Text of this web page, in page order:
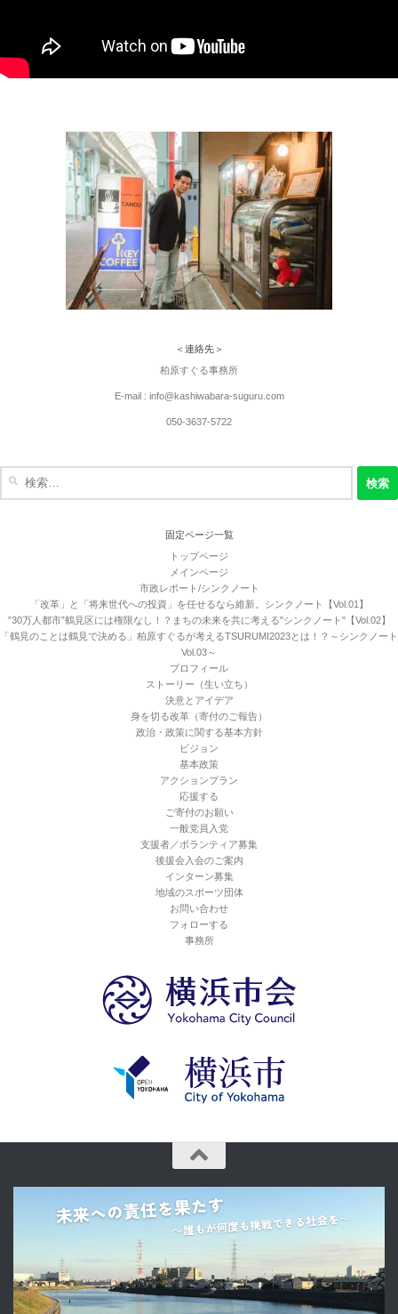
＜連絡先＞
柏原すぐる事務所
E-mail : info@kashiwabara-suguru.com
050-3637-5722
固定ページ一覧
トップページ
メインページ
市政レポート/シンクノート
「改革」と「将来世代への投資」を任せるなら維新。シンクノート【Vol.01】
”30万人都市”鶴見区には権限なし！？まちの未来を共に考える"シンクノート"【Vol.02】
「鶴見のことは鶴見で決める」柏原すぐるが考えるTSURUMI2023とは！？～シンクノート
Vol.03～
プロフィール
ストーリー（生い立ち）
決意とアイデア
身を切る改革（寄付のご報告）
政治・政策に関する基本方針
ビジョン
基本政策
アクションプラン
応援する
ご寄付のお願い
一般党員入党
支援者／ボランティア募集
後援会入会のご案内
インターン募集
地域のスポーツ団体
お問い合わせ
フォローする
事務所